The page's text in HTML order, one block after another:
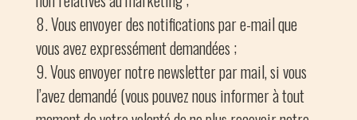
Vous envoyer des notifications par e-mail que
vous avez expressément demandées ;
Vous envoyer notre newsletter par mail, si vous
l’avez demandé (vous pouvez nous informer à tout